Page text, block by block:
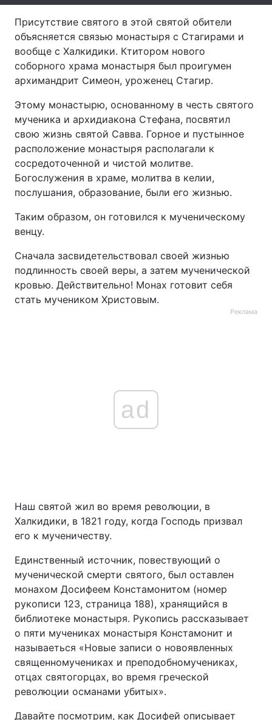
Контакти
Послуги
Тема оформлення
Присутствие святого в этой святой обители
объясняется связью монастыря с Стагирами и
вообще с Халкидики. Ктитором нового
соборного храма монастыря был проигумен
архимандрит Симеон, уроженец Стагир.
Этому монастырю, основанному в честь святого
мученика и архидиакона Стефана, посвятил
свою жизнь святой Савва. Горное и пустынное
расположение монастыря располагали к
сосредоточенной и чистой молитве.
Богослужения в храме, молитва в келии,
послушания, образование, были его жизнью.
Таким образом, он готовился к мученическому
венцу.
Сначала засвидетельствовал своей жизнью
подлинность своей веры, а затем мученической
кровью. Действительно! Монах готовит себя
стать мучеником Христовым.
Реклама
ad
Наш святой жил во время революции, в
Халкидики, в 1821 году, когда Господь призвал
его к мученичеству.
Единственный источник, повествующий о
мученической смерти святого, был оставлен
монахом Досифеем Констамонитом (номер
рукописи 123, страница 188), хранящийся в
библиотеке монастыря. Рукопись рассказывает
о пяти мучениках монастыря Констамонит и
называеться «Новые записи о новоявленных
священномучениках и преподобномучениках,
отцах святогорцах, во время греческой
революции османами убитых».
Давайте посмотрим, как Досифей описывает